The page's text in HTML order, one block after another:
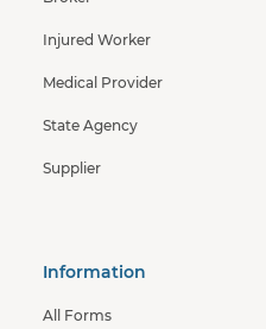
Injured Worker
Medical Provider
State Agency
Supplier
Information
All Forms